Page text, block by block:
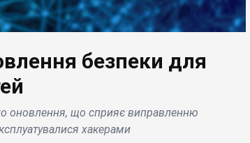
безпеки для
оновлення, що сприяє виправленню
хакерами
БІЗНЕС НОВИНИ
спостерігаються
рекордні продажі